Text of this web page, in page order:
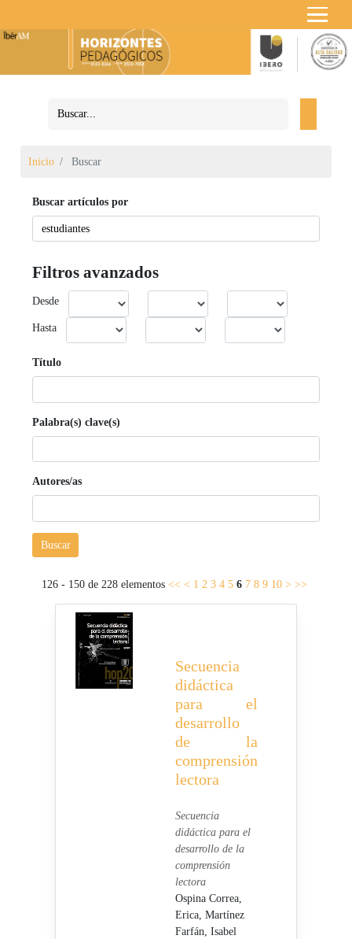
Inicio Buscar
Buscar artículos por
Filtros avanzados
Desde
Hasta
Título
Palabra(s) clave(s)
Autores/as
Buscar
126 - 150 de 228 elementos << < 1 2 3 4 5 6 7 8 9 10 > >>
Secuencia
didáctica
para el
desarrollo
de la
comprensión
lectora
Secuencia
didáctica para el
desarrollo de la
comprensión
lectora
Ospina Correa,
Erica, Martínez
Farfán, Isabel